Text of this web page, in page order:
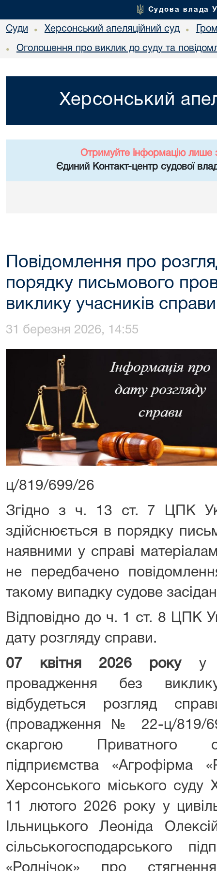
Судова влада
Суди • Херсонський апеляційний суд •
• Оголошення про виклик до суду та
Херсонський
Отримуйте інформацію лише
Єдиний Контакт-центр судової
Повідомлення про
порядку письмового
виклику учасників
31 березня 2026, 14:55
ц/819/699/26
Згідно з ч. 13 ст. 7 ЦПК
здійснюється в порядку
наявними у справі
не передбачено
такому випадку судове
Відповідно до ч. 1 ст. 8 ЦПК
дату розгляду справи.
07 квітня 2026 рокуу
провадження без
відбудеться розгляд
(провадження № 22-ц/819/
скаргою Приватного
підприємства «Агрофірма
Херсонського міського суду
11 лютого 2026 року у
Ільницького Леоніда
сільськогосподарського
«Роднічок» про